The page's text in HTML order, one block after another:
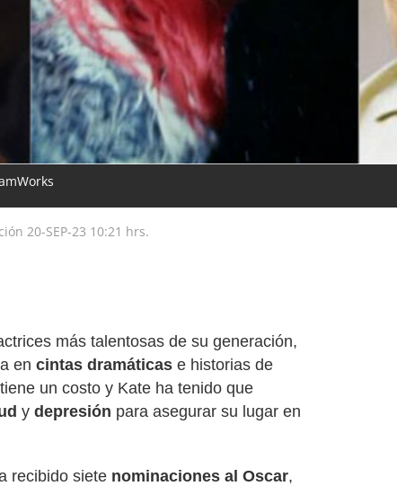
20-SEP-23 10:21 hrs.
más talentosas de su generación,
en cintas dramáticas e historias de
un costo y Kate ha tenido que
y depresión para asegurar su lugar en
recibido siete nominaciones al Oscar,